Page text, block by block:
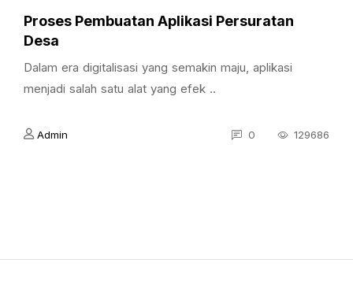
Proses Pembuatan Aplikasi Persuratan
Desa
Dalam era digitalisasi yang semakin maju, aplikasi
menjadi salah satu alat yang efek ..
Admin 0 129686